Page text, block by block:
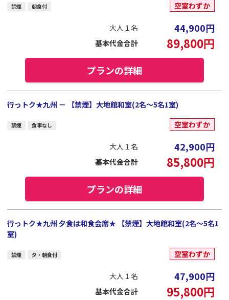
禁煙 朝食付 空室わずか
大人１名 44,900円
基本代金合計 89,800円
プランの詳細
行っトク★九州 － 【禁煙】大地館和室(2名～5名1室)
禁煙 食事なし 空室わずか
大人１名 42,900円
基本代金合計 85,800円
プランの詳細
行っトク★九州 夕食は和食会席★ 【禁煙】大地館和室(2名～5名1
室)
禁煙 夕・朝食付 空室わずか
大人１名 47,900円
基本代金合計 95,800円